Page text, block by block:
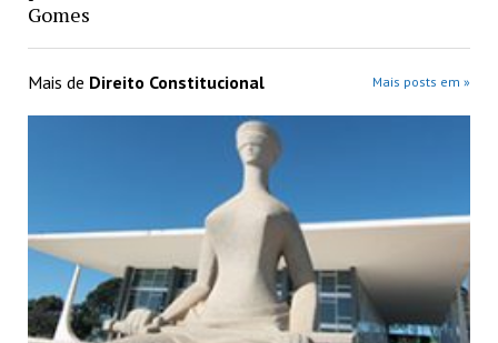
Gomes
Mais de Direito Constitucional Mais posts em »